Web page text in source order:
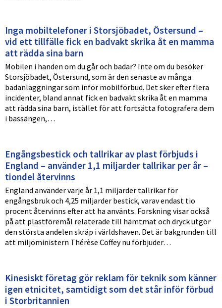
Inga mobiltelefoner i Storsjöbadet, Östersund –
vid ett tillfälle fick en badvakt skrika åt en mamma
att rädda sina barn
Mobilen i handen om du går och badar? Inte om du besöker
Storsjöbadet, Östersund, som är den senaste av många
badanläggningar som inför mobilförbud. Det sker efter flera
incidenter, bland annat fick en badvakt skrika åt en mamma
att rädda sina barn, istället för att fortsätta fotografera dem
i bassängen,…
Engångsbestick och tallrikar av plast förbjuds i
England – använder 1,1 miljarder tallrikar per år –
tiondel återvinns
England använder varje år 1,1 miljarder tallrikar för
engångsbruk och 4,25 miljarder bestick, varav endast tio
procent återvinns efter att ha använts. Forskning visar också
på att plastföremål relaterade till hämtmat och dryck utgör
den största andelen skräp i världshaven. Det är bakgrunden till
att miljöministern Thérèse Coffey nu förbjuder…
Kinesiskt företag gör reklam för teknik som känner
igen etnicitet, samtidigt som det står inför förbud
i Storbritannien